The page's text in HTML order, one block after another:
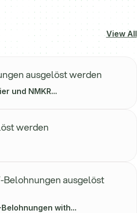
View All
ausgelöst werden
und NMKR...
werden
Belohnungen ausgelöst
with...